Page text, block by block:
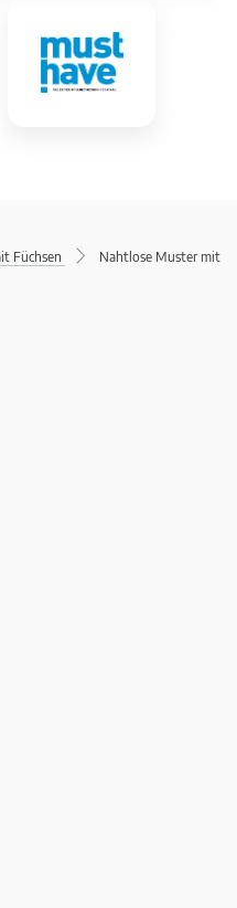
Füchsen
Nahtlose Muster mit